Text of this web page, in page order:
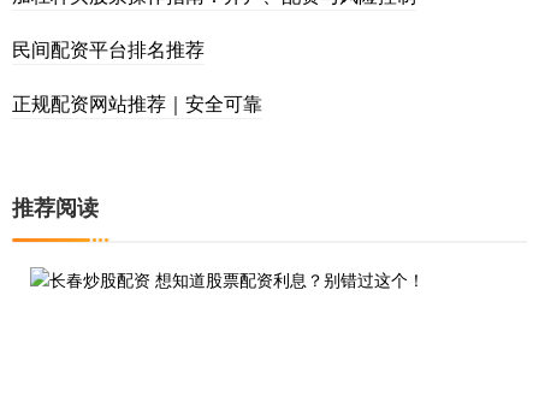
民间配资平台排名推荐
正规配资网站推荐｜安全可靠
推荐阅读